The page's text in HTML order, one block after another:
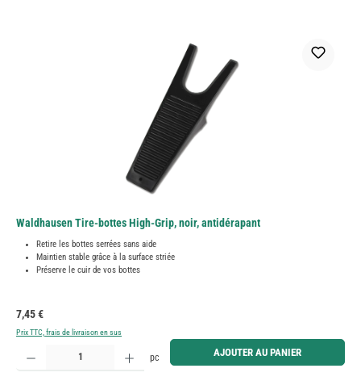
Waldhausen Tire-bottes High-Grip, noir, antidérapant
Retire les bottes serrées sans aide
Maintien stable grâce à la surface striée
Préserve le cuir de vos bottes
Prix régulier :
7,45 €
Prix TTC, frais de livraison en sus
Quantité de produit : Entrez la quantité souhaitée ou utilisez les boutons pour augmenter ou
pc AJOUTER AU PANIER